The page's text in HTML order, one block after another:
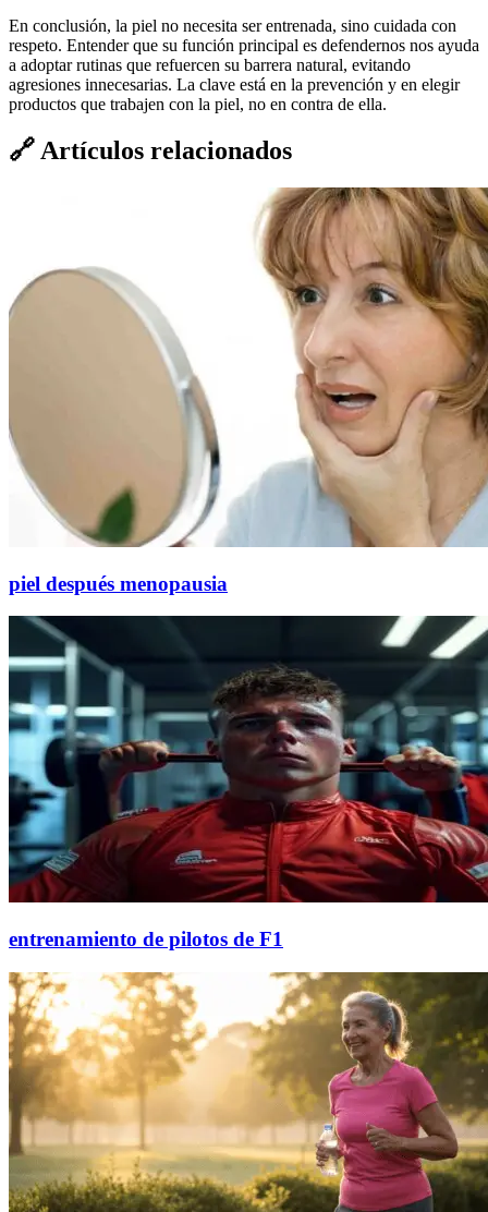
En conclusión, la piel no necesita ser entrenada, sino cuidada con
respeto. Entender que su función principal es defendernos nos ayuda
a adoptar rutinas que refuercen su barrera natural, evitando
agresiones innecesarias. La clave está en la prevención y en elegir
productos que trabajen con la piel, no en contra de ella.
🔗 Artículos relacionados
piel después menopausia
entrenamiento de pilotos de F1